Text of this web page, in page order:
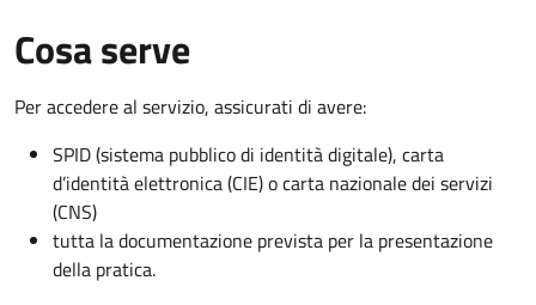
Cosa serve
Per accedere al servizio, assicurati di avere:
SPID (sistema pubblico di identità digitale), carta
d’identità elettronica (CIE) o carta nazionale dei servizi
(CNS)
tutta la documentazione prevista per la presentazione
della pratica.